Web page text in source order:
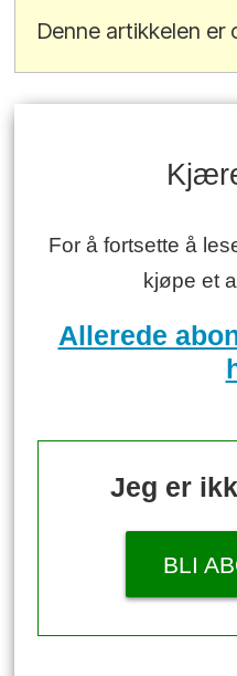
Denne artikkelen er
For å fortsette å
kjøpe et
Allerede
Jeg er
BLI